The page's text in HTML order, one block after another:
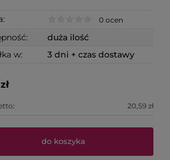
0 ocen
duża ilość
w:
3 dni + czas dostawy
20,59 zł
do koszyka